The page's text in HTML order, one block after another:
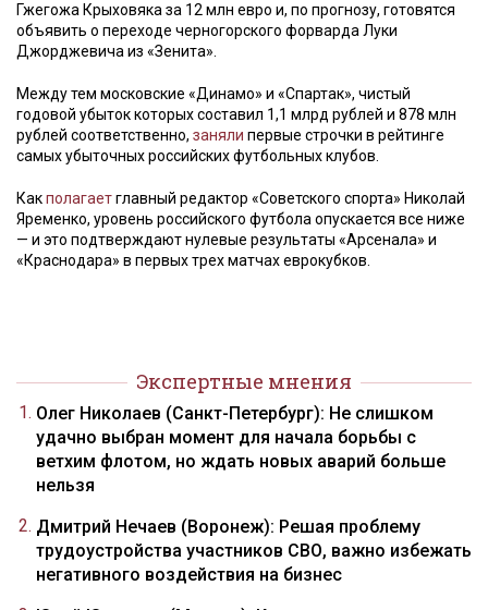
Гжегожа Крыховяка за 12 млн евро и, по прогнозу, готовятся
объявить о переходе черногорского форварда Луки
Джорджевича из «Зенита».
Между тем московские «Динамо» и «Спартак», чистый
годовой убыток которых составил 1,1 млрд рублей и 878 млн
рублей соответственно, заняли первые строчки в рейтинге
самых убыточных российских футбольных клубов.
Какполагаетглавный редактор «Советского спорта» Николай
Яременко, уровень российского футбола опускается все ниже
— и это подтверждают нулевые результаты «Арсенала» и
«Краснодара» в первых трех матчах еврокубков.
Экспертные мнения
Олег Николаев (Санкт-Петербург): Не слишком
удачно выбран момент для начала борьбы с
ветхим флотом, но ждать новых аварий больше
нельзя
Дмитрий Нечаев (Воронеж): Решая проблему
трудоустройства участников СВО, важно избежать
негативного воздействия на бизнес